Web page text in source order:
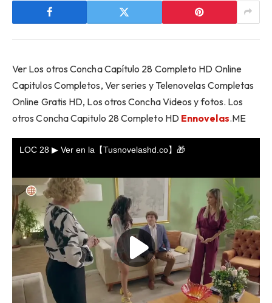
Ver Los otros Concha Capítulo 28 Completo HD Online
Capitulos Completos, Ver series y Telenovelas Completas
Online Gratis HD, Los otros Concha Videos y fotos. Los
otros Concha Capitulo 28 Completo HD Ennovelas.ME